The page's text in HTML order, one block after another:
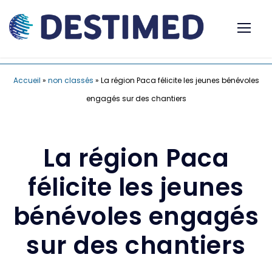
Accueil » non classés » La région Paca félicite les jeunes bénévoles
engagés sur des chantiers
La région Paca
félicite les jeunes
bénévoles engagés
sur des chantiers